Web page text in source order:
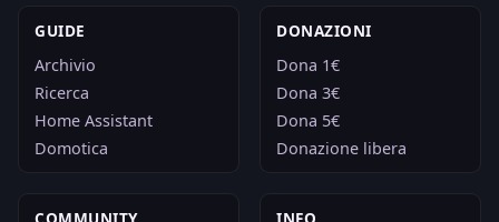
GUIDE
Archivio
Ricerca
Home Assistant
Domotica
DONAZIONI
Dona 1€
Dona 3€
Dona 5€
Donazione libera